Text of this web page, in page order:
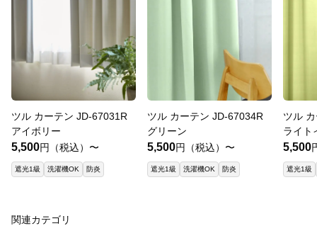
ツル カーテン JD-67031R
アイボリー
5,500円（税込）〜
遮光1級 洗濯機OK 防炎
ツル カーテン JD-67034R
グリーン
5,500円（税込）〜
遮光1級 洗濯機OK 防炎
ツル
ライト
5,500
遮光1級
関連カテゴリ